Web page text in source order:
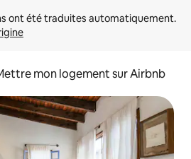
mon logement sur Airbnb